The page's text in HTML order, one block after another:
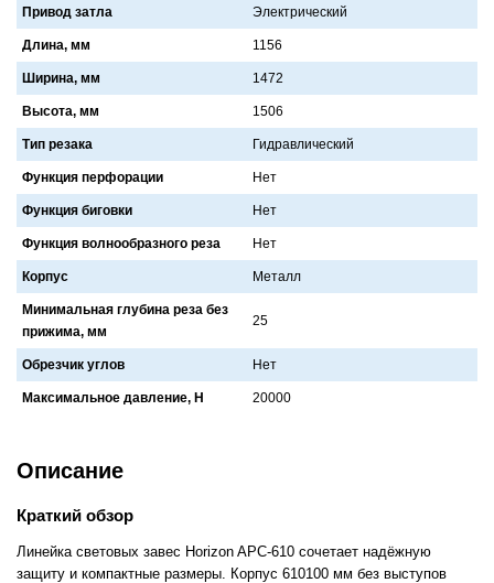
Привод затла Электрический
Длина, мм 1156
Ширина, мм 1472
Высота, мм 1506
Тип резака Гидрaвлический
Функция перфорации Нет
Функция биговки Нет
Функция волнообразного реза Нет
Корпус Метaлл
Минимальная глубина реза без
прижима, мм
25
Обрезчик углов Нет
Максимальное давление, Н 20000
Описание
Краткий обзор
Линейка световых завес Horizon APC-610 сочетает надёжную
защиту и компактные размеры. Корпус 610100 мм без выступов